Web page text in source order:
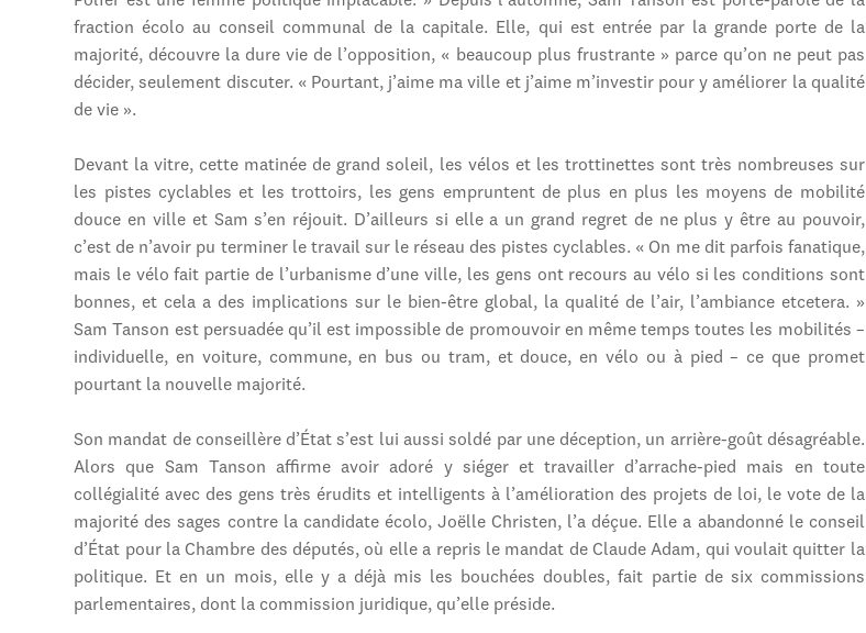
fraction écolo au conseil communal de la capitale. Elle, qui est entrée par la grande porte de la
majorité, découvre la dure vie de l’opposition, « beaucoup plus frustrante » parce qu’on ne peut pas
décider, seulement discuter. « Pourtant, j’aime ma ville et j’aime m’investir pour y améliorer la qualité
de vie ».
Devant la vitre, cette matinée de grand soleil, les vélos et les trottinettes sont très nombreuses sur
les pistes cyclables et les trottoirs, les gens empruntent de plus en plus les moyens de mobilité
douce en ville et Sam s’en réjouit. D’ailleurs si elle a un grand regret de ne plus y être au pouvoir,
c’est de n’avoir pu terminer le travail sur le réseau des pistes cyclables. « On me dit parfois fanatique,
mais le vélo fait partie de l’urbanisme d’une ville, les gens ont recours au vélo si les conditions sont
bonnes, et cela a des implications sur le bien-être global, la qualité de l’air, l’ambiance etcetera. »
Sam Tanson est persuadée qu’il est impossible de promouvoir en même temps toutes les mobilités –
individuelle, en voiture, commune, en bus ou tram, et douce, en vélo ou à pied – ce que promet
pourtant la nouvelle majorité.
Son mandat de conseillère d’État s’est lui aussi soldé par une déception, un arrière-goût désagréable.
Alors que Sam Tanson affirme avoir adoré y siéger et travailler d’arrache-pied mais en toute
collégialité avec des gens très érudits et intelligents à l’amélioration des projets de loi, le vote de la
majorité des sages contre la candidate écolo, Joëlle Christen, l’a déçue. Elle a abandonné le conseil
d’État pour la Chambre des députés, où elle a repris le mandat de Claude Adam, qui voulait quitter la
politique. Et en un mois, elle y a déjà mis les bouchées doubles, fait partie de six commissions
parlementaires, dont la commission juridique, qu’elle préside.